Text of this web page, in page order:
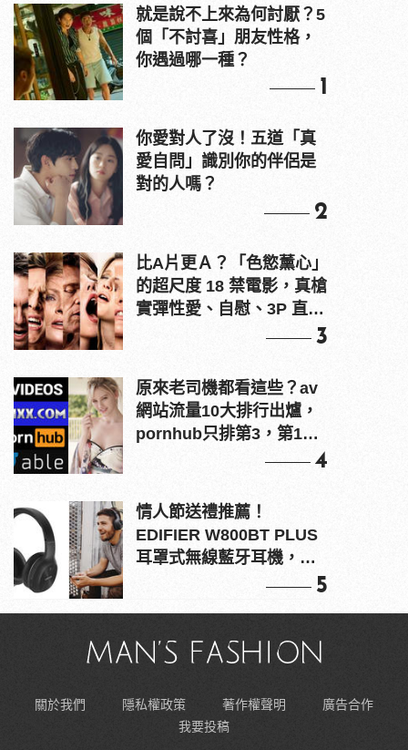
就是說不上來為何討厭？5
個「不討喜」朋友性格，
你遇過哪一種？
1
你愛對人了沒！五道「真
愛自問」識別你的伴侶是
對的人嗎？
2
比A片更Ａ？「色慾薰心」
的超尺度 18 禁電影，真槍
實彈性愛、自慰、3P 直接
3
原來老司機都看這些？av
網站流量10大排行出爐，
pornhub只排第3，第1名
4
情人節送禮推薦！
EDIFIER W800BT PLUS
耳罩式無線藍牙耳機，在
5
關於我們 隱私權政策 著作權聲明
廣告合作
我要投稿